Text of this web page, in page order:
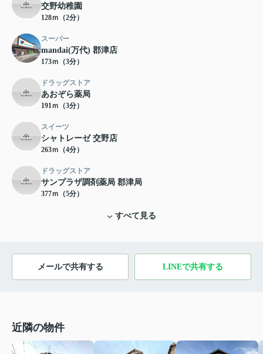
交野幼稚園
128ｍ（2分）
スーパー
mandai(万代) 郡津店
173ｍ（3分）
ドラッグストア
あおぞら薬局
191ｍ（3分）
スイーツ
シャトレーゼ 交野店
263ｍ（4分）
ドラッグストア
サンプラザ調剤薬局 郡津局
377ｍ（5分）
すべて見る
メールで共有する LINEで共有する
近隣の物件